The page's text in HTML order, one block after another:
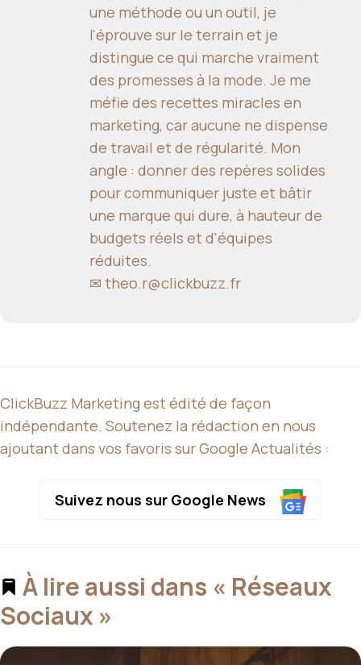
une méthode ou un outil, je
l'éprouve sur le terrain et je
distingue ce qui marche vraiment
des promesses à la mode. Je me
méfie des recettes miracles en
marketing, car aucune ne dispense
de travail et de régularité. Mon
angle : donner des repères solides
pour communiquer juste et bâtir
une marque qui dure, à hauteur de
budgets réels et d'équipes
réduites.
✉ theo.r@clickbuzz.fr
ClickBuzz Marketing est édité de façon
indépendante. Soutenez la rédaction en nous
ajoutant dans vos favoris sur Google Actualités :
Suivez nous sur Google News
À lire aussi dans « Réseaux
Sociaux »